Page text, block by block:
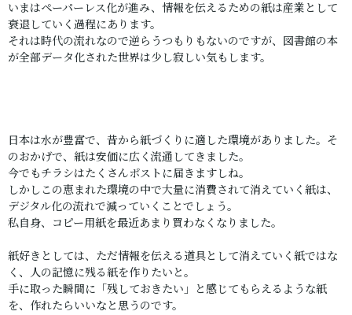
いまはペーパーレス化が進み、情報を伝えるための紙は産業として
衰退していく過程にあります。
それは時代の流れなので逆らうつもりもないのですが、図書館の本
が全部データ化された世界は少し寂しい気もします。
日本は水が豊富で、昔から紙づくりに適した環境がありました。そ
のおかげで、紙は安価に広く流通してきました。
今でもチラシはたくさんポストに届きますしね。
しかしこの恵まれた環境の中で大量に消費されて消えていく紙は、
デジタル化の流れで減っていくことでしょう。
私自身、コピー用紙を最近あまり買わなくなりました。
紙好きとしては、ただ情報を伝える道具として消えていく紙ではな
く、人の記憶に残る紙を作りたいと。
手に取った瞬間に「残しておきたい」と感じてもらえるような紙
を、作れたらいいなと思うのです。